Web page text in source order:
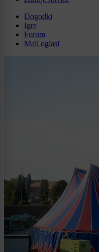
Dogodki
Igre
Forum
Mali oglasi